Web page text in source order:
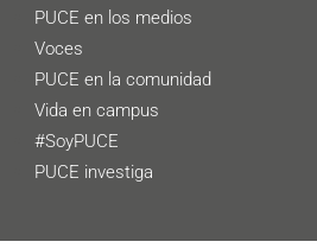
PUCE en los medios
Voces
PUCE en la comunidad
Vida en campus
#SoyPUCE
PUCE investiga